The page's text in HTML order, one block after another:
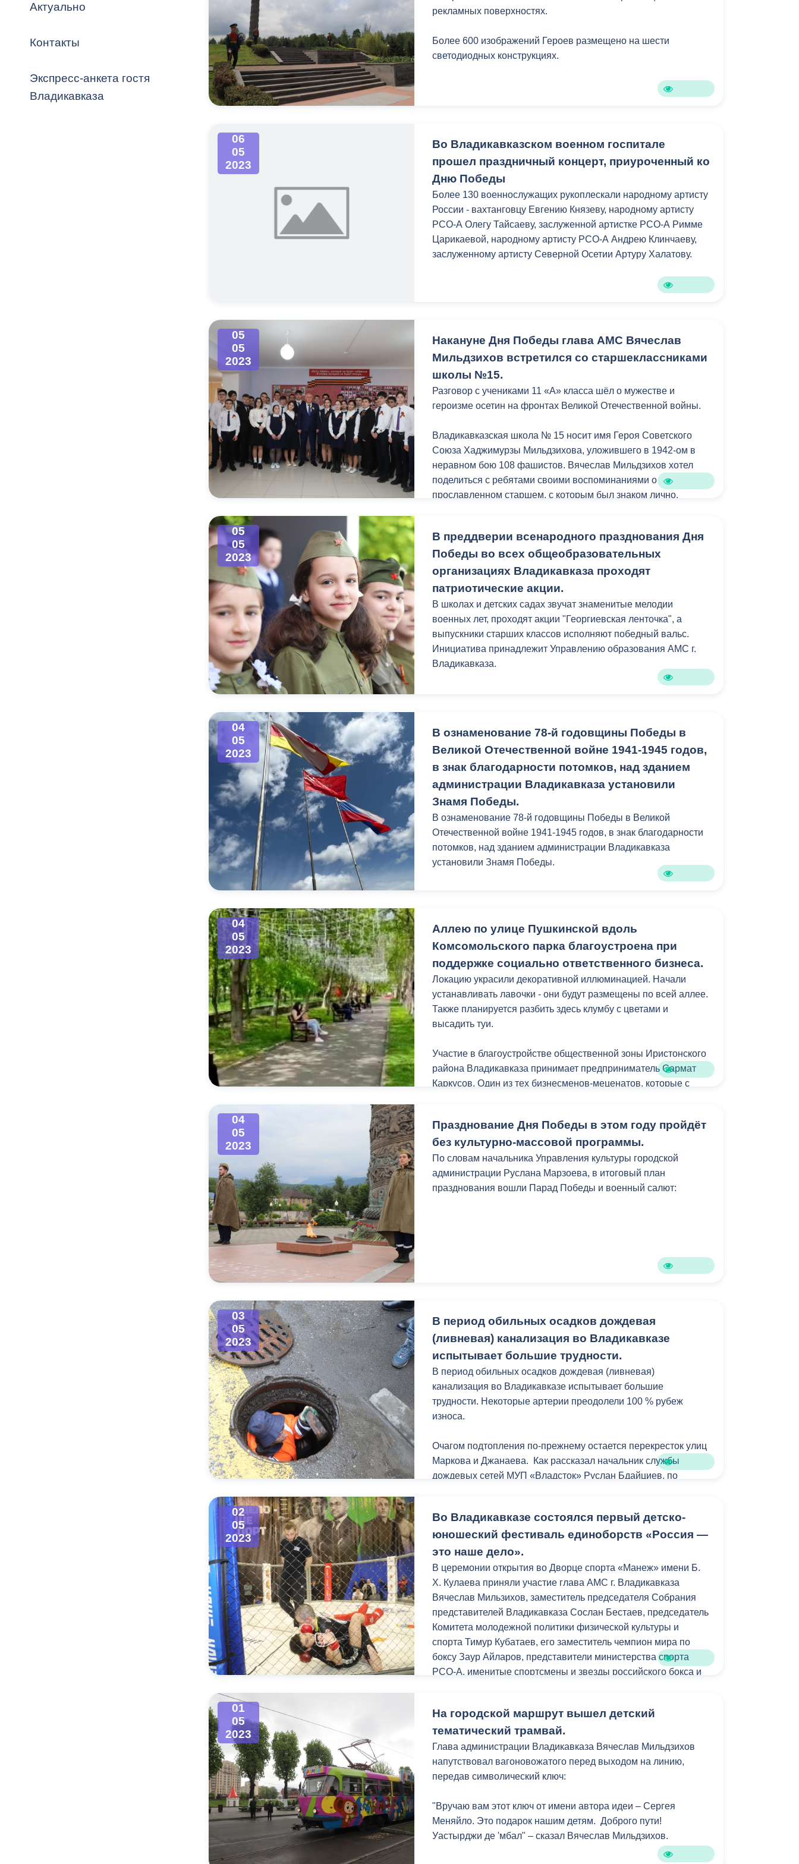
Владикавказ
Распоряжения, постановления Кадровая политика
ОРВ и экспертиза НПА Контактная информация Градостроительная деятельность
Оценка деятельности органов
местного самоуправления
Списки граждан, состоящих на
учете в качестве нуждающихся в
улучшении жилищных условий по
Открытые данные
Общественное обсуждение
документов стратегического
планирования
Гражданская оборона в
Незаконное строительство
Информация о результатах
Порядок обжалования решений и
действий органов местного
самоуправления
Информация финансового
органа
Актуально
Контакты
Экспресс-анкета гостя
Владикавказа
рекламных поверхностях.
Более 600 изображений Героев размещено на шести
светодиодных конструкциях.
06
05
2023
Во Владикавказском военном госпитале
прошел праздничный концерт, приуроченный ко
Дню Победы
Более 130 военнослужащих рукоплескали народному артисту
России - вахтанговцу Евгению Князеву, народному артисту
РСО-А Олегу Тайсаеву, заслуженной артистке РСО-А Римме
Царикаевой, народному артисту РСО-А Андрею Клинчаеву,
заслуженному артисту Северной Осетии Артуру Халатову.
05
05
2023
Накануне Дня Победы глава АМС Вячеслав
Мильдзихов встретился со старшеклассниками
школы №15.
Разговор с учениками 11 «А» класса шёл о мужестве и
героизме осетин на фронтах Великой Отечественной войны.
Владикавказская школа № 15 носит имя Героя Советского
Союза Хаджимурзы Мильдзихова, уложившего в 1942-ом в
неравном бою 108 фашистов. Вячеслав Мильдзихов хотел
поделиться с ребятами своими воспоминаниями о
прославленном старшем, с которым был знаком лично.
внимание на важные с его точки зрения темы, затронутые
автором.
05
05
2023
В преддверии всенародного празднования Дня
Победы во всех общеобразовательных
организациях Владикавказа проходят
патриотические акции.
В школах и детских садах звучат знаменитые мелодии
военных лет, проходят акции "Георгиевская ленточка", а
выпускники старших классов исполняют победный вальс.
Инициатива принадлежит Управлению образования АМС г.
Владикавказа.
04
05
2023
В ознаменование 78-й годовщины Победы в
Великой Отечественной войне 1941-1945 годов,
в знак благодарности потомков, над зданием
администрации Владикавказа установили
Знамя Победы.
В ознаменование 78-й годовщины Победы в Великой
Отечественной войне 1941-1945 годов, в знак благодарности
потомков, над зданием администрации Владикавказа
установили Знамя Победы.
04
05
2023
Аллею по улице Пушкинской вдоль
Комсомольского парка благоустроена при
поддержке социально ответственного бизнеса.
Локацию украсили декоративной иллюминацией. Начали
устанавливать лавочки - они будут размещены по всей аллее.
Также планируется разбить здесь клумбу с цветами и
высадить туи.
Участие в благоустройстве общественной зоны Иристонского
района Владикавказа принимает предприниматель Сармат
Каркусов. Один из тех бизнесменов-меценатов, которые с
04
05
2023
Празднование Дня Победы в этом году пройдёт
без культурно-массовой программы.
По словам начальника Управления культуры городской
администрации Руслана Марзоева, в итоговый план
празднования вошли Парад Победы и военный салют:
03
05
2023
В период обильных осадков дождевая
(ливневая) канализация во Владикавказе
испытывает большие трудности.
В период обильных осадков дождевая (ливневая)
канализация во Владикавказе испытывает большие
трудности. Некоторые артерии преодолели 100 % рубеж
износа.
Очагом подтопления по-прежнему остается перекресток улиц
Маркова и Джанаева. Как рассказал начальник службы
дождевых сетей МУП «Владсток» Руслан Бдайциев, по
проведен ряд работ, который позволил минимизировать
неудобства пешеходов и участников дорожного движения.
«Здесь необходим комплекс работ, который позволит решить
проблему подтопления. Нами была установлена перемычка
от одного сооружения до другого диаметром 500 мм, для
более быстрого сплава воды. По техническим расчетам
сейчас вода уходит быстрее», - добавил Руслан Бдайциев.
Также специалист отметил, что строительство перемычки
коллектора, диаметром 1250 мм на улице Ватутина 116 – 118
Предприятием МУП «Владсток» ведется круглогодичная
работа по выявлению и ликвидации очагов подтопления
города. Так, после проведения аварийно-восстановительных
работ и частичной реновации сетей, ликвидированы
Владикавказской и Владивостокской.
По улице Московской, 21 (район автовокзала) проблема
обуславливается ландшафтом. Место находится в низине.
02
05
2023
Во Владикавказе состоялся первый детско-
юношеский фестиваль единоборств «Россия —
это наше дело».
В церемонии открытия во Дворце спорта «Манеж» имени Б.
Х. Кулаева приняли участие глава АМС г. Владикавказа
Вячеслав Мильзихов, заместитель председателя Собрания
представителей Владикавказа Сослан Бестаев, председатель
Комитета молодежной политики физической культуры и
спорта Тимур Кубатаев, его заместитель чемпион мира по
боксу Заур Айларов, представители министерства спорта
РСО-А, именитые спортсмены и звезды российского бокcа и
В фестивале приняли участие более 700 участников из 30
регионов России.
Юные спортсмены сразились в поединках армрестлинга,
бокса, вольной борьбы и смешанных единоборств.
01
05
2023
На городской маршрут вышел детский
тематический трамвай.
Глава администрации Владикавказа Вячеслав Мильдзихов
напутствовал вагоновожатого перед выходом на линию,
передав символический ключ:
"Вручаю вам этот ключ от имени автора идеи – Сергея
Меняйло. Это подарок нашим детям. Доброго пути!
Уастырджи де 'мбал" – сказал Вячеслав Мильдзихов.